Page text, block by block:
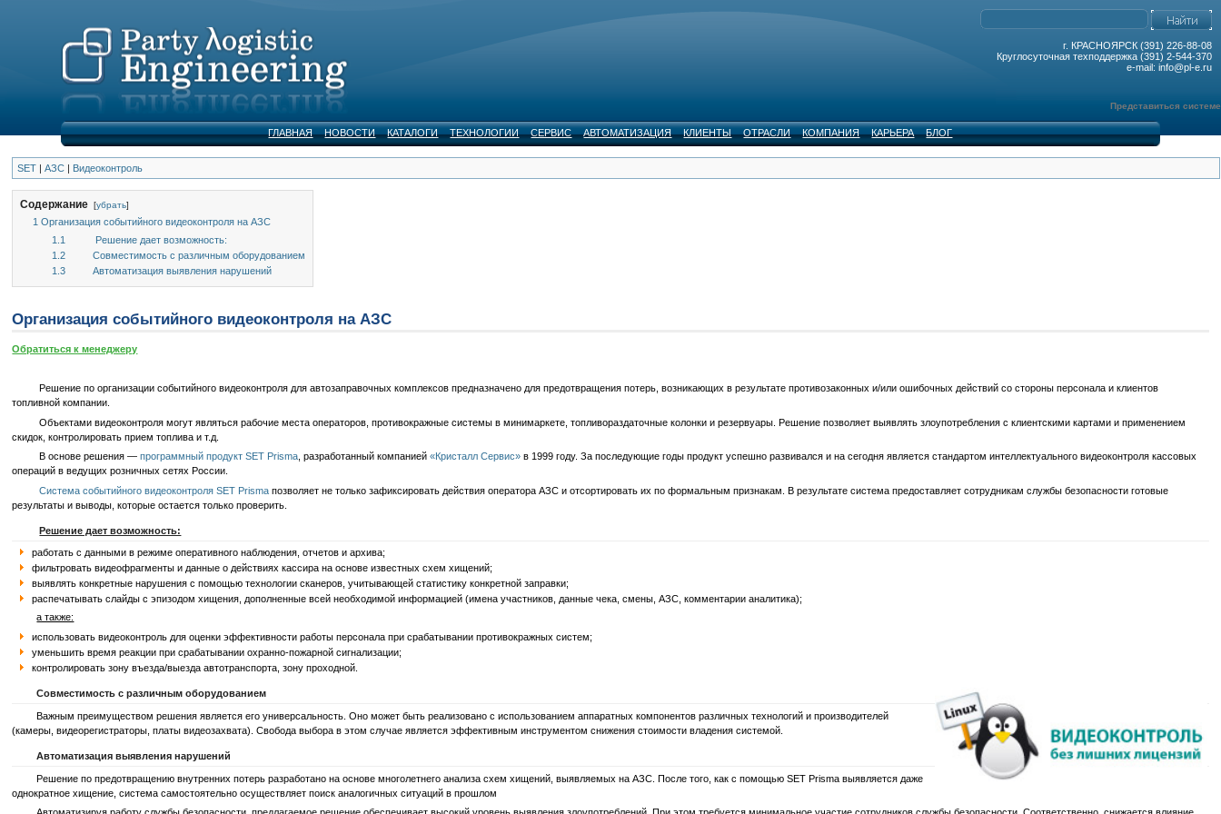
г. КРАСНОЯРСК (391) 226-88-08
Круглосуточная техподдержка (391) 2-544-370
e-mail: info@pl-e.ru
Представиться системе
ГЛАВНАЯ НОВОСТИ КАТАЛОГИ ТЕХНОЛОГИИ СЕРВИС АВТОМАТИЗАЦИЯ КЛИЕНТЫ ОТРАСЛИ КОМПАНИЯ КАРЬЕРА БЛОГ
SET |АЗС | Видеоконтроль
Содержание [убрать]
1 Организация событийного видеоконтроля на АЗС
1.1
Решение дает возможность:
1.2
Совместимость с различным оборудованием
1.3
Автоматизация выявления нарушений
Организация событийного видеоконтроля на АЗС
Обратиться к менеджеру
Решение по организации событийного видеоконтроля для автозаправочных комплексов предназначено для предотвращения потерь, возникающих в результате противозаконных и/или ошибочных действий со стороны персонала и клиентов
топливной компании.
Объектами видеоконтроля могут являться рабочие места операторов, противокражные системы в минимаркете, топливораздаточные колонки и резервуары. Решение позволяет выявлять злоупотребления с клиентскими картами и применением
скидок, контролировать прием топлива и т.д.
В основе решения —программный продукт SET Prisma , разработанный компанией«Кристалл Сервис» в 1999 году. За последующие годы продукт успешно развивался и на сегодня является стандартом интеллектуального видеоконтроля кассовых
операций в ведущих розничных сетях России.
Система событийного видеоконтроля SET Prisma позволяет не только зафиксировать действия оператора АЗС и отсортировать их по формальным признакам. В результате система предоставляет сотрудникам службы безопасности готовые
результаты и выводы, которые остается только проверить.
Решение дает возможность:
работать с данными в режиме оперативного наблюдения, отчетов и архива;
фильтровать видеофрагменты и данные о действиях кассира на основе известных схем хищений;
выявлять конкретные нарушения с помощью технологии сканеров, учитывающей статистику конкретной заправки;
распечатывать слайды с эпизодом хищения, дополненные всей необходимой информацией (имена участников, данные чека, смены, АЗС, комментарии аналитика);
а также:
использовать видеоконтроль для оценки эффективности работы персонала при срабатывании противокражных систем;
уменьшить время реакции при срабатывании охранно-пожарной сигнализации;
контролировать зону въезда/выезда автотранспорта, зону проходной.
Совместимость с различным оборудованием
Важным преимуществом решения является его универсальность. Оно может быть реализовано с использованием аппаратных компонентов различных технологий и производителей
(камеры, видеорегистраторы, платы видеозахвата). Свобода выбора в этом случае является эффективным инструментом снижения стоимости владения системой.
Автоматизация выявления нарушений
Решение по предотвращению внутренних потерь разработано на основе многолетнего анализа схем хищений, выявляемых на АЗС. После того, как с помощью SET Prisma выявляется даже
однократное хищение, система самостоятельно осуществляет поиск аналогичных ситуаций в прошлом